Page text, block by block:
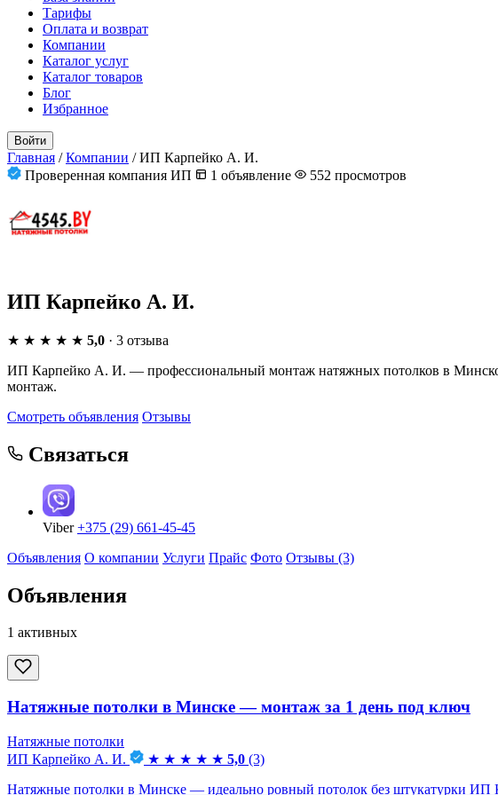
Тарифы
Оплата и возврат
Компании
Каталог услуг
Каталог товаров
Блог
Избранное
Войти
Главная / Компании / ИП Карпейко А. И.
Проверенная компания ИП 1 объявление 552 просмотров
ИП Карпейко А. И.
★ ★ ★ ★ ★ 5,0 · 3 отзыва
ИП Карпейко А. И. — профессиональный монтаж натяжных потолков в
монтаж.
Смотреть объявления Отзывы
Связаться
Viber +375 (29) 661-45-45
Объявления О компании Услуги Прайс Фото Отзывы (3)
Объявления
1 активных
Натяжные потолки в Минске — монтаж за 1 день под ключ
Натяжные потолки
ИП Карпейко А. И.
★ ★ ★ ★ ★ 5,0 (3)
Натяжные потолки в Минске — идеально ровный потолок без штукатурки